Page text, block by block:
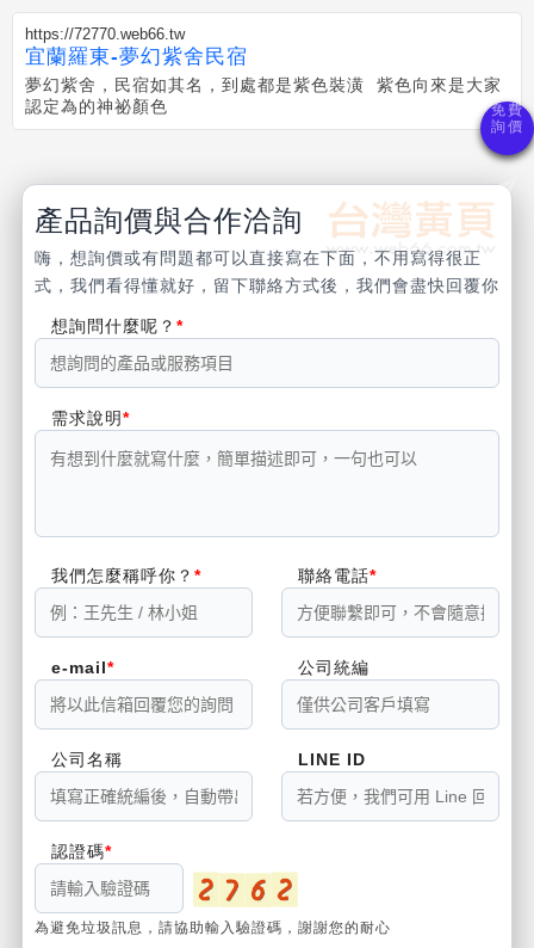
https://72770.web66.tw
宜蘭羅東-夢幻紫舍民宿
夢幻紫舍，民宿如其名，到處都是紫色裝潢 紫色向來是大家
認定為的神祕顏色
產品詢價與合作洽詢
嗨，想詢價或有問題都可以直接寫在下面，不用寫得很正
式，我們看得懂就好，留下聯絡方式後，我們會盡快回覆你
想詢問什麼呢？
需求說明
我們怎麼稱呼你？ 聯絡電話
e-mail 公司統編
公司名稱 LINE ID
認證碼
為避免垃圾訊息，請協助輸入驗證碼，謝謝您的耐心